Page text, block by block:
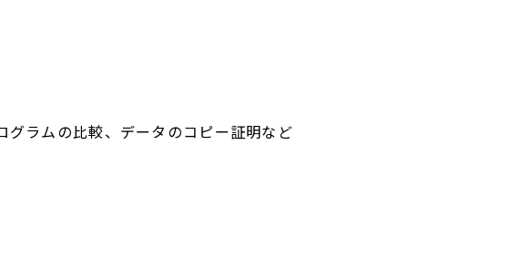
ラムの比較、データのコピー証明など